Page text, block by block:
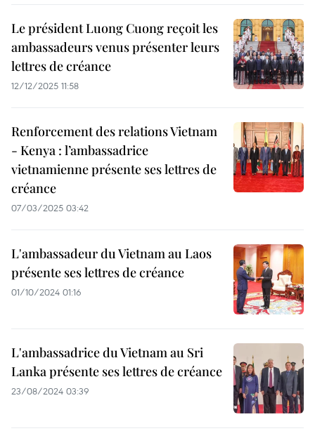
Le président Luong Cuong reçoit les
ambassadeurs venus présenter leurs
lettres de créance
12/12/2025 11:58
Renforcement des relations Vietnam
- Kenya : l’ambassadrice
vietnamienne présente ses lettres de
créance
07/03/2025 03:42
L'ambassadeur du Vietnam au Laos
présente ses lettres de créance
01/10/2024 01:16
L'ambassadrice du Vietnam au Sri
Lanka présente ses lettres de créance
23/08/2024 03:39